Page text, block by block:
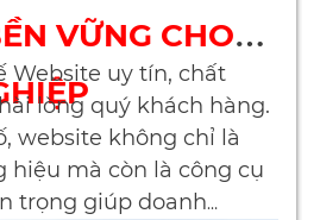
VỮNG CHO
Website uy tín, chất
lòng quý khách hàng.
website không chỉ là
hiệu mà còn là công cụ
trọng giúp doanh